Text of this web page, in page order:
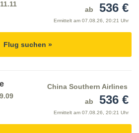
ab
536 €
Ermittelt am 07.08.26, 20:21 Uhr
Flug suchen »
China Southern Airlines
ab
536 €
Ermittelt am 07.08.26, 20:21 Uhr